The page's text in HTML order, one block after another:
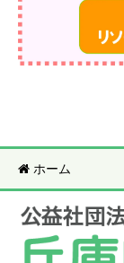
ホーム